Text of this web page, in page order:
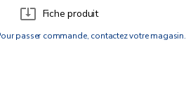
Fiche produit
passer commande, contactez votre magasin.